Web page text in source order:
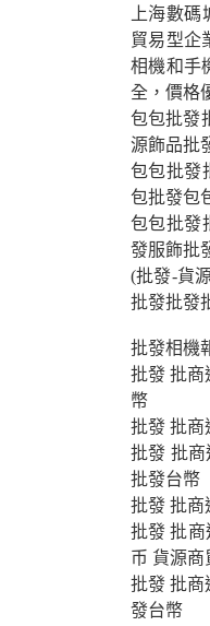
上海數
貿易型企
相機和手
全，價格
包包批發
源飾品批
包包批發
包批發包
包包批發
發服飾批
(批發-貨
批發批發
批發相機
批發 批商
幣
批發 批商
批發 批
批發台幣
批發 批商
批發 批商
币 貨源商
批發 批商
發台幣